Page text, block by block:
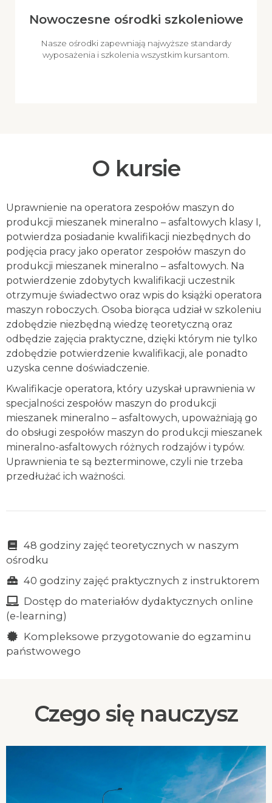
Nowoczesne ośrodki szkoleniowe
Nasze ośrodki zapewniają najwyższe standardy
wyposażenia i szkolenia wszystkim kursantom.
O kursie
Uprawnienie na operatora zespołów maszyn do
produkcji mieszanek mineralno – asfaltowych klasy I,
potwierdza posiadanie kwalifikacji niezbędnych do
podjęcia pracy jako operator zespołów maszyn do
produkcji mieszanek mineralno – asfaltowych. Na
potwierdzenie zdobytych kwalifikacji uczestnik
otrzymuje świadectwo oraz wpis do książki operatora
maszyn roboczych. Osoba biorąca udział w szkoleniu
zdobędzie niezbędną wiedzę teoretyczną oraz
odbędzie zajęcia praktyczne, dzięki którym nie tylko
zdobędzie potwierdzenie kwalifikacji, ale ponadto
uzyska cenne doświadczenie.
Kwalifikacje operatora, który uzyskał uprawnienia w
specjalności zespołów maszyn do produkcji
mieszanek mineralno – asfaltowych, upoważniają go
do obsługi zespołów maszyn do produkcji mieszanek
mineralno-asfaltowych różnych rodzajów i typów.
Uprawnienia te są bezterminowe, czyli nie trzeba
przedłużać ich ważności.
48 godziny zajęć teoretycznych w naszym
ośrodku
40 godziny zajęć praktycznych z instruktorem
Dostęp do materiałów dydaktycznych online
(e-learning)
Kompleksowe przygotowanie do egzaminu
państwowego
Czego się nauczysz